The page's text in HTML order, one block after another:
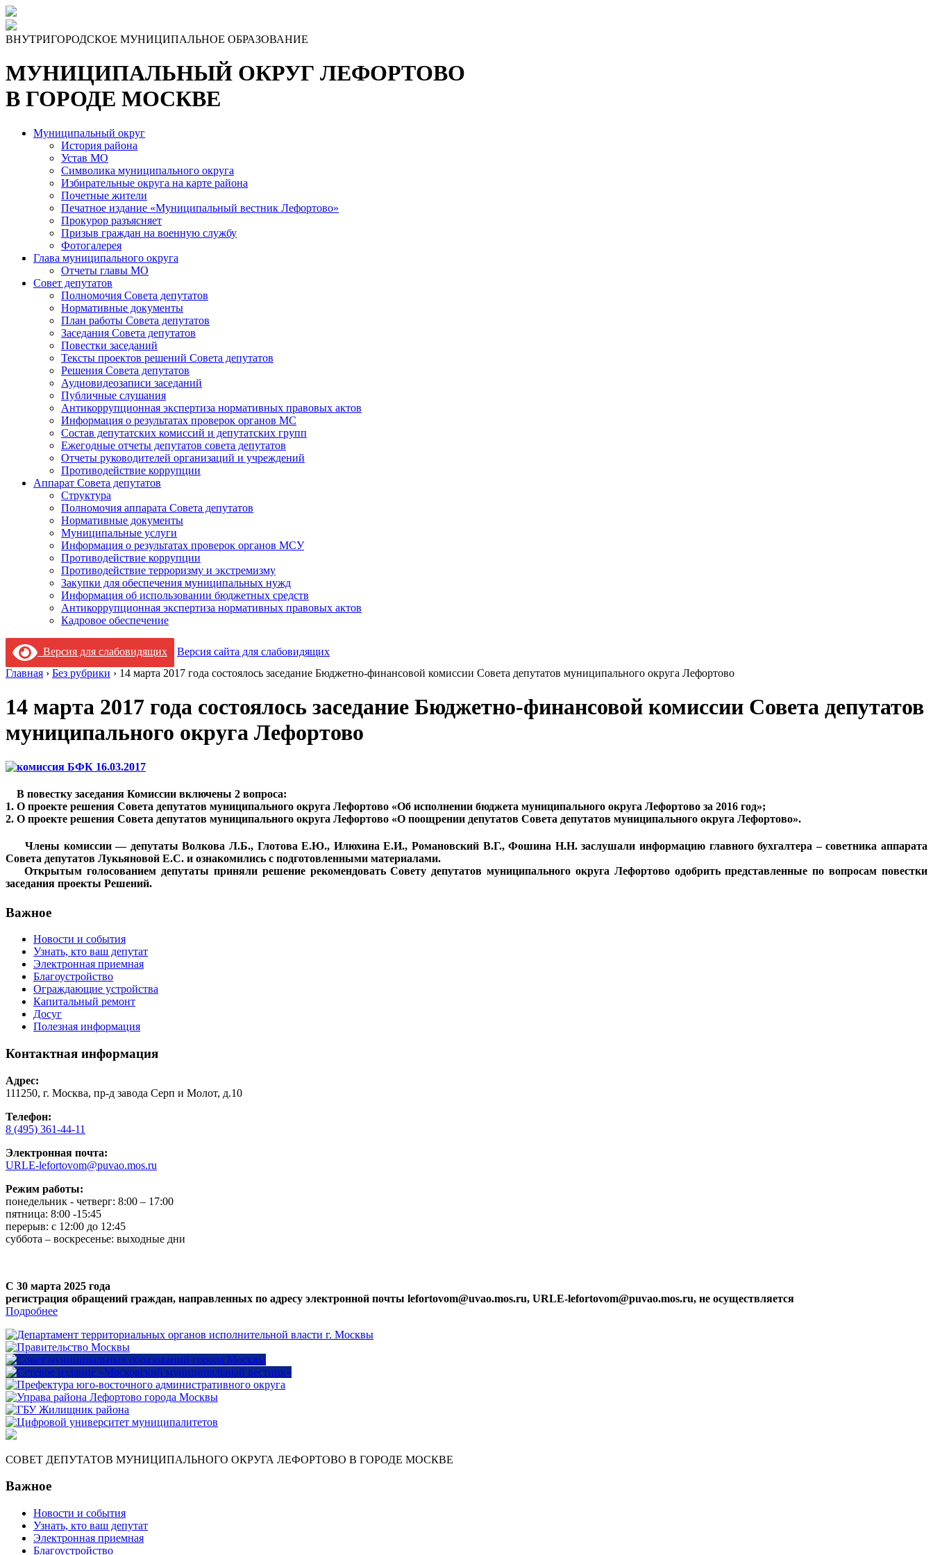
ВНУТРИГОРОДСКОЕ МУНИЦИПАЛЬНОЕ ОБРАЗОВАНИЕ
МУНИЦИПАЛЬНЫЙ ОКРУГ ЛЕФОРТОВО
В ГОРОДЕ МОСКВЕ
Муниципальный округ
История района
Устав МО
Символика муниципального округа
Избирательные округа на карте района
Почетные жители
Печатное издание «Муниципальный вестник Лефортово»
Прокурор разъясняет
Призыв граждан на военную службу
Фотогалерея
Глава муниципального округа
Отчеты главы МО
Совет депутатов
Полномочия Совета депутатов
Нормативные документы
План работы Совета депутатов
Заседания Cовета депутатов
Повестки заседаний
Тексты проектов решений Совета депутатов
Решения Совета депутатов
Аудиовидеозаписи заседаний
Публичные слушания
Антикоррупционная экспертиза нормативных правовых актов
Информация о результатах проверок органов МС
Состав депутатских комиссий и депутатских групп
Ежегодные отчеты депутатов совета депутатов
Отчеты руководителей организаций и учреждений
Противодействие коррупции
Аппарат Совета депутатов
Структура
Полномочия аппарата Совета депутатов
Нормативные документы
Муниципальные услуги
Информация о результатах проверок органов МСУ
Противодействие коррупции
Противодействие терроризму и экстремизму
Закупки для обеспечения муниципальных нужд
Информация об использовании бюджетных средств
Антикоррупционная экспертиза нормативных правовых актов
Кадровое обеспечение
Версия для слабовидящих
Версия сайта для слабовидящих
Главная › Без рубрики › 14 марта 2017 года состоялось заседание Бюджетно-финансовой комиссии Совета депутатов муниципального округа Лефортово
14 марта 2017 года состоялось заседание Бюджетно-финансовой комиссии Совета депутатов
муниципального округа Лефортово
В повестку заседания Комиссии включены 2 вопроса:
1. О проекте решения Совета депутатов муниципального округа Лефортово «Об исполнении бюджета муниципального округа Лефортово за 2016 год»;
2. О проекте решения Совета депутатов муниципального округа Лефортово «О поощрении депутатов Совета депутатов муниципального округа Лефортово».
Члены комиссии — депутаты Волкова Л.Б., Глотова Е.Ю., Илюхина Е.И., Романовский В.Г., Фошина Н.Н. заслушали информацию главного бухгалтера – советника аппарата
Совета депутатов Лукьяновой Е.С. и ознакомились с подготовленными материалами.
Открытым голосованием депутаты приняли решение рекомендовать Совету депутатов муниципального округа Лефортово одобрить представленные по вопросам повестки
заседания проекты Решений.
Важное
Новости и события
Узнать, кто ваш депутат
Электронная приемная
Благоустройство
Ограждающие устройства
Капитальный ремонт
Досуг
Полезная информация
Контактная информация
Адрес:
111250, г. Москва, пр-д завода Серп и Молот, д.10
Телефон:
8 (495) 361-44-11
Электронная почта:
URLE-lefortovom@puvao.mos.ru
Режим работы:
понедельник - четверг: 8:00 – 17:00
пятница: 8:00 -15:45
перерыв: с 12:00 до 12:45
суббота – воскресенье: выходные дни
С 30 марта 2025 года
регистрация обращений граждан, направленных по адресу электронной почты lefortovom@uvao.mos.ru, URLE-lefortovom@puvao.mos.ru, не осуществляется
Подробнее
СОВЕТ ДЕПУТАТОВ МУНИЦИПАЛЬНОГО ОКРУГА ЛЕФОРТОВО В ГОРОДЕ МОСКВЕ
Важное
Новости и события
Узнать, кто ваш депутат
Электронная приемная
Благоустройство